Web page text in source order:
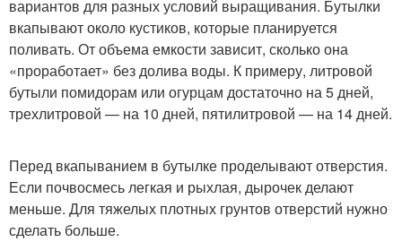
вариантов для разных условий выращивания. Бутылки
вкапывают около кустиков, которые планируется
поливать. От объема емкости зависит, сколько она
«проработает» без долива воды. К примеру, литровой
бутыли помидорам или огурцам достаточно на 5 дней,
трехлитровой — на 10 дней, пятилитровой — на 14 дней.
Перед вкапыванием в бутылке проделывают отверстия.
Если почвосмесь легкая и рыхлая, дырочек делают
меньше. Для тяжелых плотных грунтов отверстий нужно
сделать больше.